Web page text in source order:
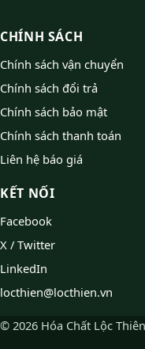
CHÍNH SÁCH
Chính sách vận chuyển
Chính sách đổi trả
Chính sách bảo mật
Chính sách thanh toán
Liên hệ báo giá
KẾT NỐI
Facebook
X / Twitter
LinkedIn
locthien@locthien.vn
© 2026 Hóa Chất Lộc